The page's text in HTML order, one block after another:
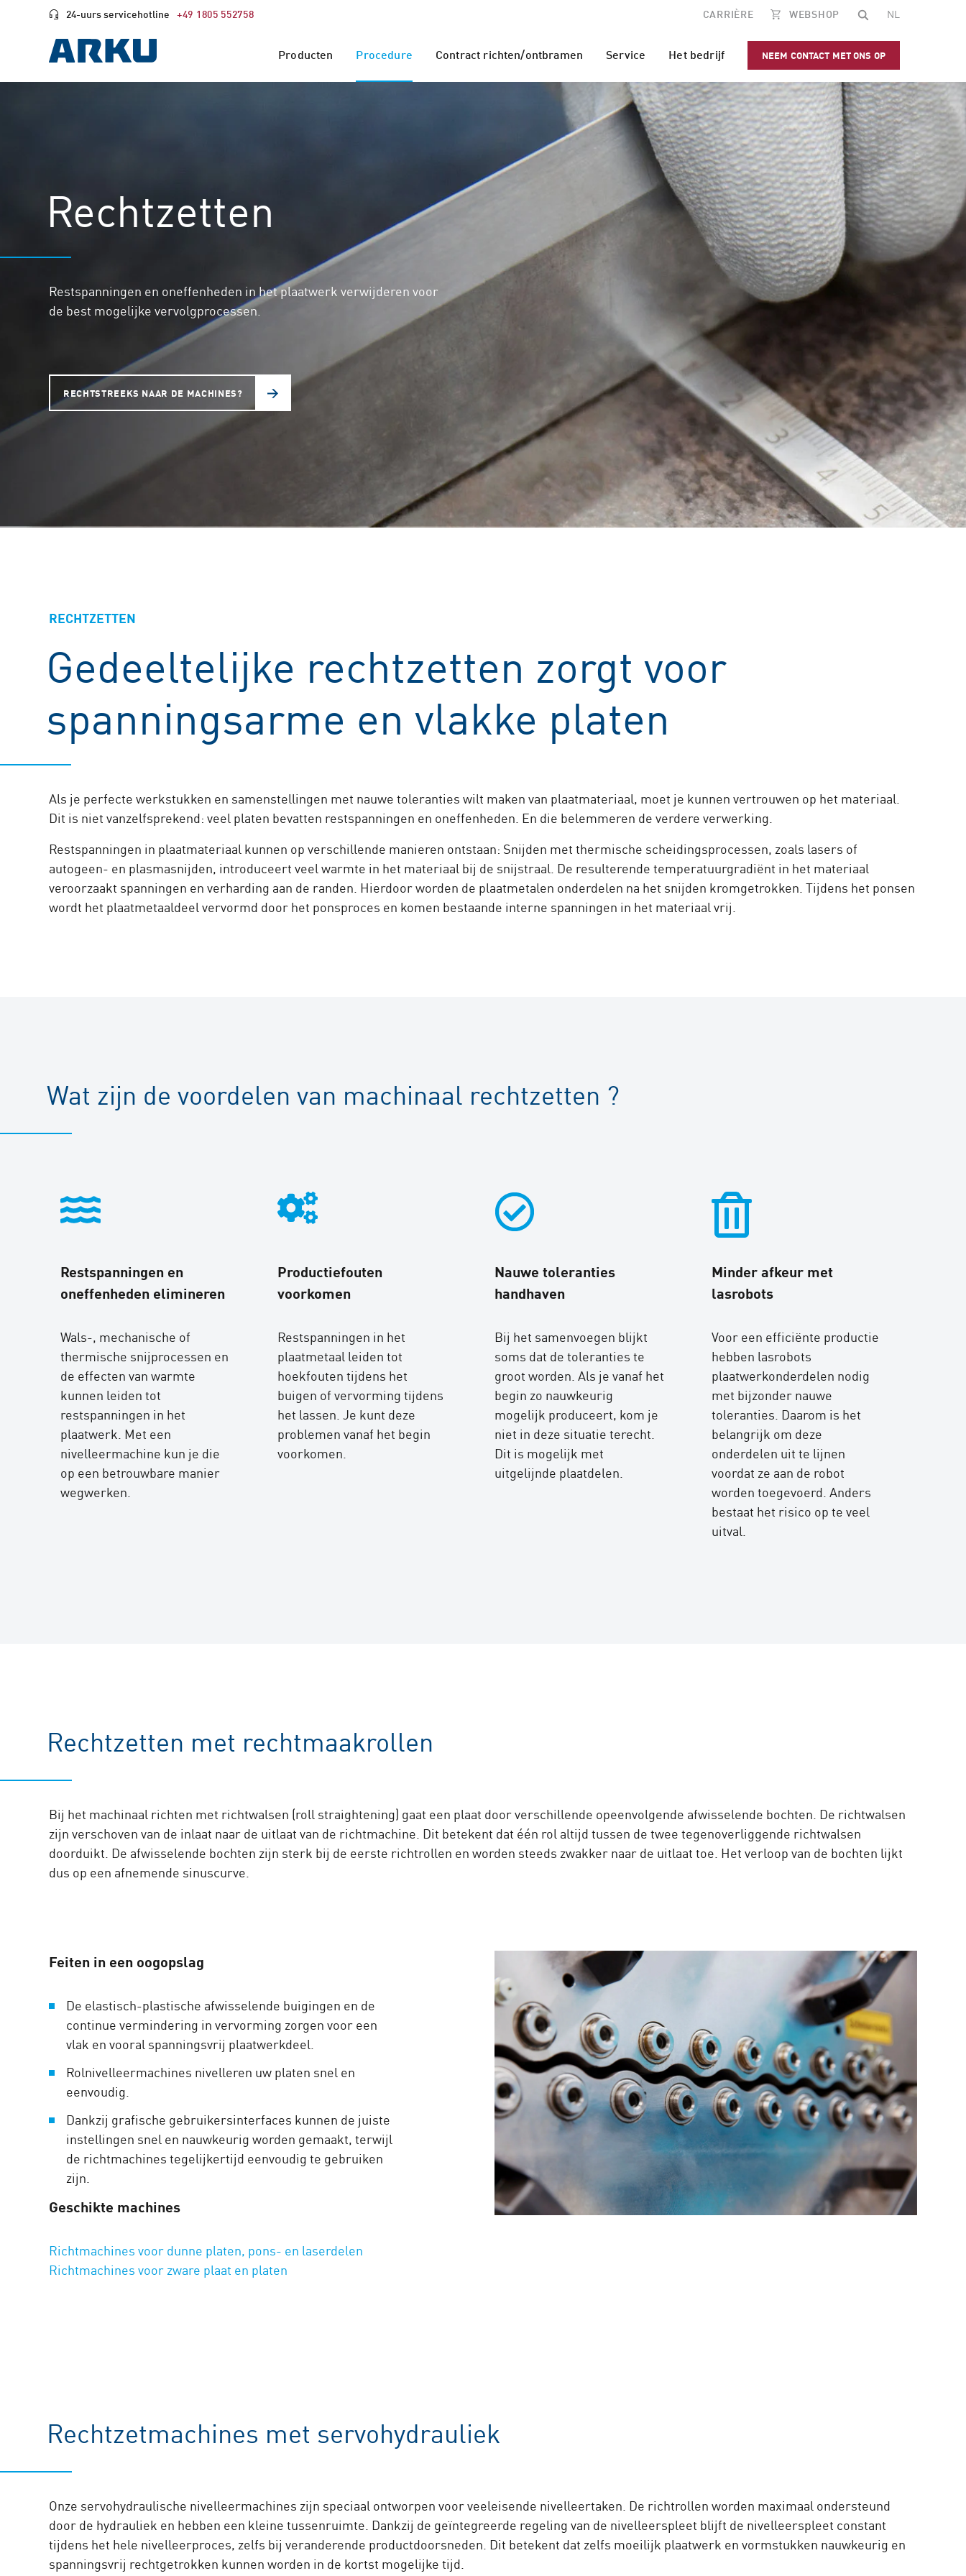
24-uurs servicehotline +49 1805 552758 CARRIÈRE WEBSHOP NL
Producten Procedure Contract richten/ontbramen Service Het bedrijf NEEM CONTACT MET ONS OP
Rechtzetten
Restspanningen en oneffenheden in het plaatwerk verwijderen voor
de best mogelijke vervolgprocessen.
RECHTSTREEKS NAAR DE MACHINES?
RECHTZETTEN
Gedeeltelijke rechtzetten zorgt voor
spanningsarme en vlakke platen
Als je perfecte werkstukken en samenstellingen met nauwe toleranties wilt maken van plaatmateriaal, moet je kunnen vertrouwen op het materiaal.
Dit is niet vanzelfsprekend: veel platen bevatten restspanningen en oneffenheden. En die belemmeren de verdere verwerking.
Restspanningen in plaatmateriaal kunnen op verschillende manieren ontstaan: Snijden met thermische scheidingsprocessen, zoals lasers of
autogeen- en plasmasnijden, introduceert veel warmte in het materiaal bij de snijstraal. De resulterende temperatuurgradiënt in het materiaal
veroorzaakt spanningen en verharding aan de randen. Hierdoor worden de plaatmetalen onderdelen na het snijden kromgetrokken. Tijdens het ponsen
wordt het plaatmetaaldeel vervormd door het ponsproces en komen bestaande interne spanningen in het materiaal vrij.
Wat zijn de voordelen van machinaal rechtzetten ?
Restspanningen en
oneffenheden elimineren
Wals-, mechanische of
thermische snijprocessen en
de effecten van warmte
kunnen leiden tot
restspanningen in het
plaatwerk. Met een
nivelleermachine kun je die
op een betrouwbare manier
wegwerken.
Productiefouten
voorkomen
Restspanningen in het
plaatmetaal leiden tot
hoekfouten tijdens het
buigen of vervorming tijdens
het lassen. Je kunt deze
problemen vanaf het begin
voorkomen.
Nauwe toleranties
handhaven
Bij het samenvoegen blijkt
soms dat de toleranties te
groot worden. Als je vanaf het
begin zo nauwkeurig
mogelijk produceert, kom je
niet in deze situatie terecht.
Dit is mogelijk met
uitgelijnde plaatdelen.
Minder afkeur met
lasrobots
Voor een efficiënte productie
hebben lasrobots
plaatwerkonderdelen nodig
met bijzonder nauwe
toleranties. Daarom is het
belangrijk om deze
onderdelen uit te lijnen
voordat ze aan de robot
worden toegevoerd. Anders
bestaat het risico op te veel
uitval.
Rechtzetten met rechtmaakrollen
Bij het machinaal richten met richtwalsen (roll straightening) gaat een plaat door verschillende opeenvolgende afwisselende bochten. De richtwalsen
zijn verschoven van de inlaat naar de uitlaat van de richtmachine. Dit betekent dat één rol altijd tussen de twee tegenoverliggende richtwalsen
doorduikt. De afwisselende bochten zijn sterk bij de eerste richtrollen en worden steeds zwakker naar de uitlaat toe. Het verloop van de bochten lijkt
dus op een afnemende sinuscurve.
Feiten in een oogopslag
De elastisch-plastische afwisselende buigingen en de
continue vermindering in vervorming zorgen voor een
vlak en vooral spanningsvrij plaatwerkdeel.
Rolnivelleermachines nivelleren uw platen snel en
eenvoudig.
Dankzij grafische gebruikersinterfaces kunnen de juiste
instellingen snel en nauwkeurig worden gemaakt, terwijl
de richtmachines tegelijkertijd eenvoudig te gebruiken
zijn.
Geschikte machines
Richtmachines voor dunne platen, pons- en laserdelen
Richtmachines voor zware plaat en platen
Rechtzetmachines met servohydrauliek
Onze servohydraulische nivelleermachines zijn speciaal ontworpen voor veeleisende nivelleertaken. De richtrollen worden maximaal ondersteund
door de hydrauliek en hebben een kleine tussenruimte. Dankzij de geïntegreerde regeling van de nivelleerspleet blijft de nivelleerspleet constant
tijdens het hele nivelleerproces, zelfs bij veranderende productdoorsneden. Dit betekent dat zelfs moeilijk plaatwerk en vormstukken nauwkeurig en
spanningsvrij rechtgetrokken kunnen worden in de kortst mogelijke tijd.